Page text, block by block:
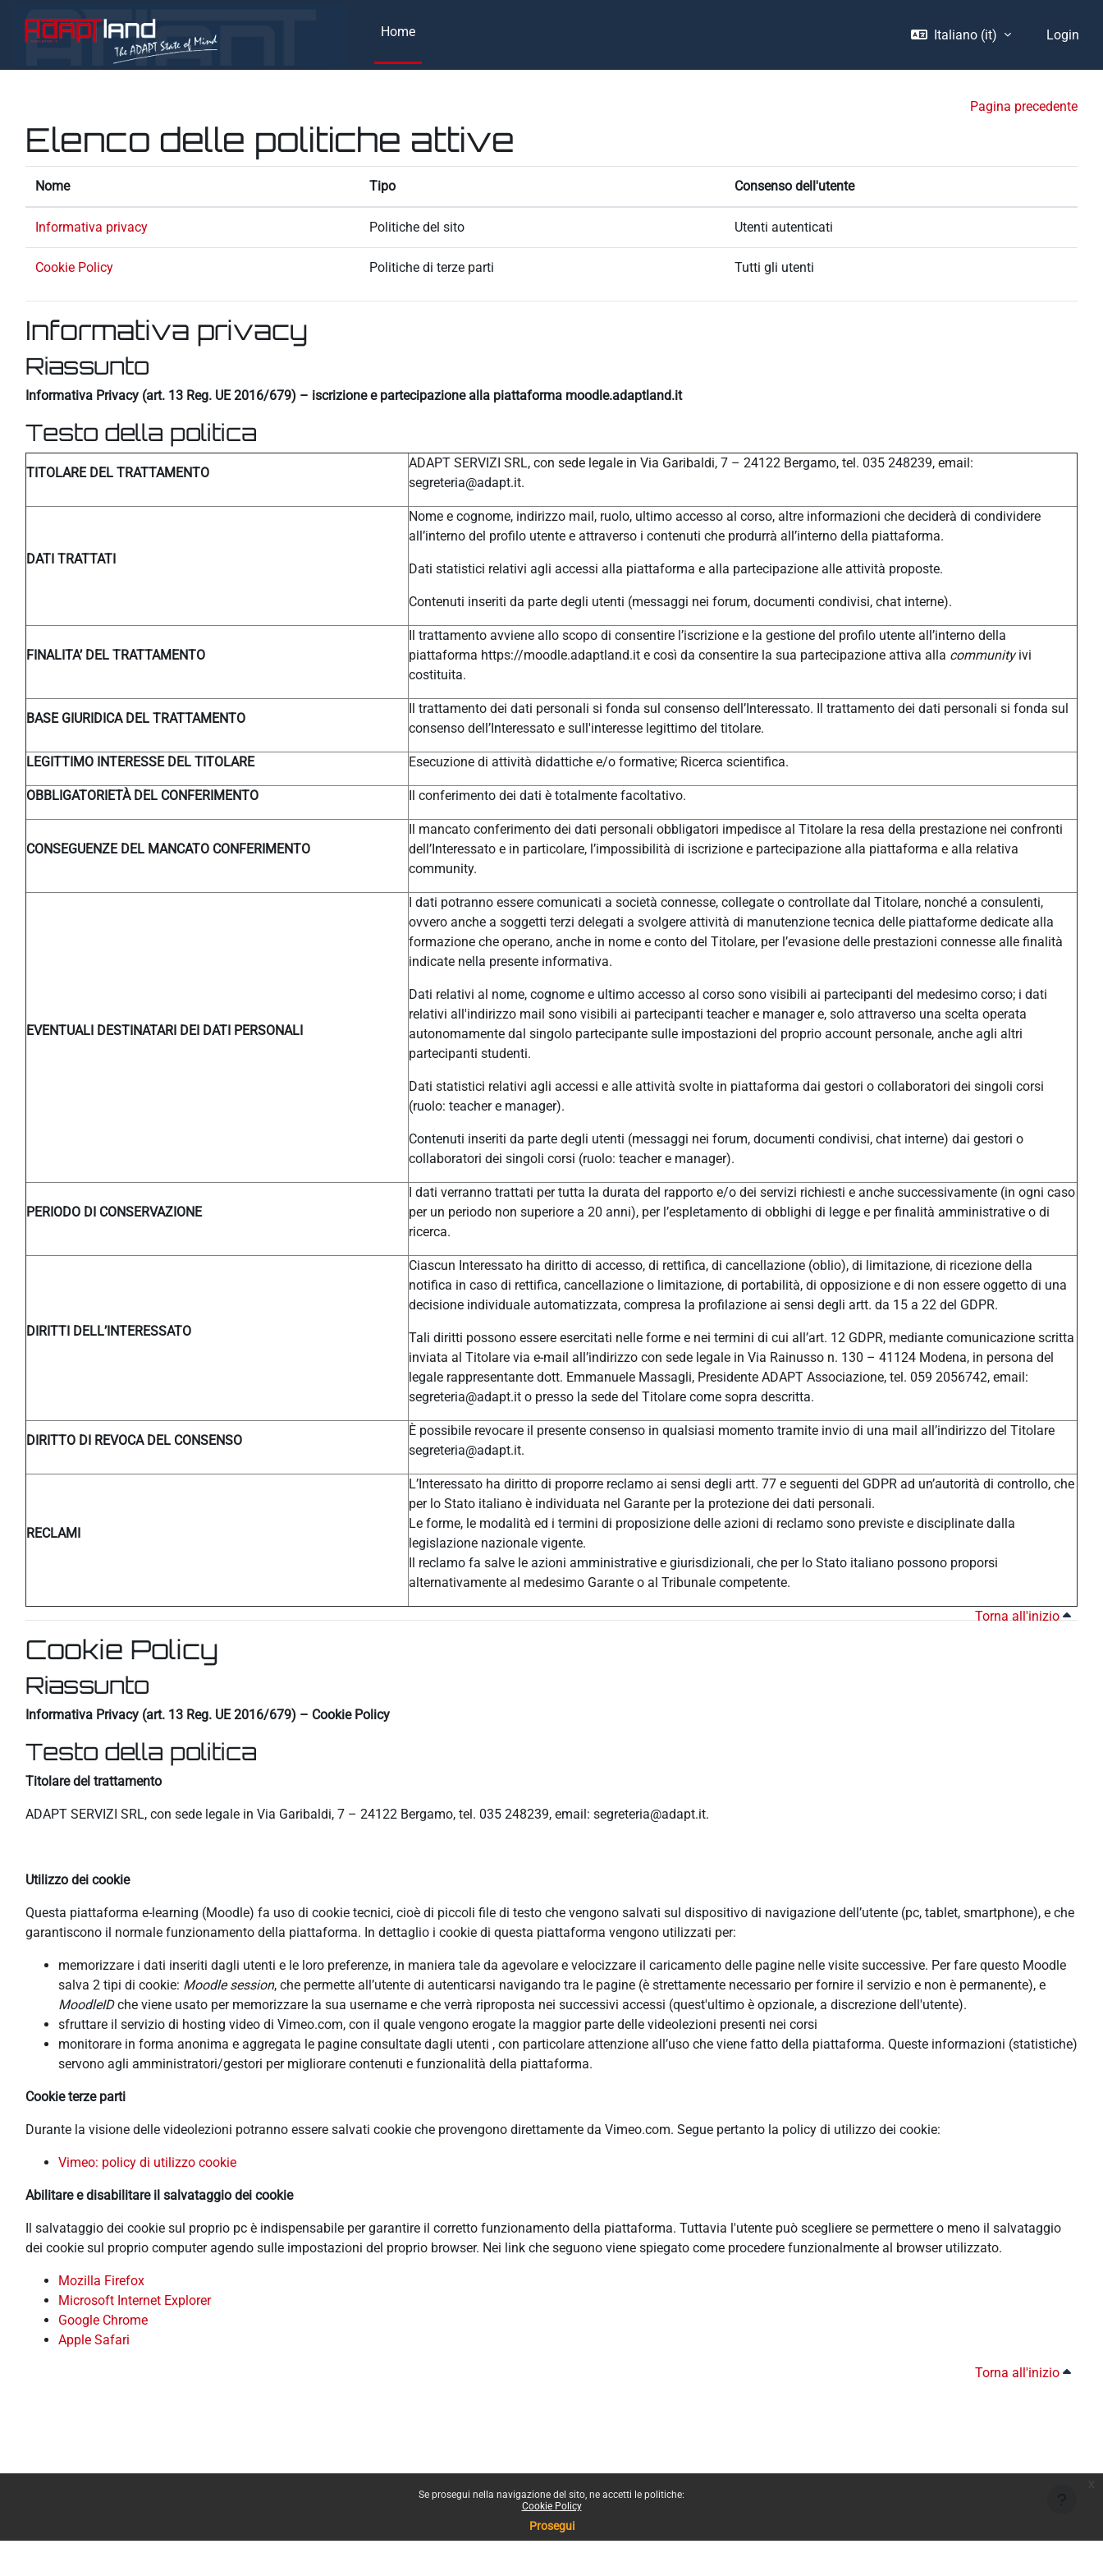
Se prosegui nella navigazione del sito, ne accetti le politiche:
Cookie Policy
Prosegui
Home Italiano ‎(it)‎ Login
Pagina precedente
Elenco delle politiche attive
Nome Tipo Consenso dell'utente
Informativa privacy Politiche del sito Utenti autenticati
Cookie Policy Politiche di terze parti Tutti gli utenti
Informativa privacy
Riassunto
Informativa Privacy (art. 13 Reg. UE 2016/679) – iscrizione e partecipazione alla piattaforma moodle.adaptland.it
Testo della politica
TITOLARE DEL TRATTAMENTO
ADAPT SERVIZI SRL, con sede legale in Via Garibaldi, 7 – 24122 Bergamo, tel. 035 248239, email:
segreteria@adapt.it.
DATI TRATTATI
Nome e cognome, indirizzo mail, ruolo, ultimo accesso al corso, altre informazioni che deciderà di condividere
all’interno del profilo utente e attraverso i contenuti che produrrà all’interno della piattaforma.
Dati statistici relativi agli accessi alla piattaforma e alla partecipazione alle attività proposte.
Contenuti inseriti da parte degli utenti (messaggi nei forum, documenti condivisi, chat interne).
FINALITA’ DEL TRATTAMENTO
Il trattamento avviene allo scopo di consentire l’iscrizione e la gestione del profilo utente all’interno della
piattaforma https://moodle.adaptland.it e così da consentire la sua partecipazione attiva alla communityivi
costituita.
BASE GIURIDICA DEL TRATTAMENTO
Il trattamento dei dati personali si fonda sul consenso dell’Interessato. Il trattamento dei dati personali si fonda sul
consenso dell’Interessato e sull'interesse legittimo del titolare.
LEGITTIMO INTERESSE DEL TITOLARE Esecuzione di attività didattiche e/o formative; Ricerca scientifica.
OBBLIGATORIETÀ DEL CONFERIMENTO Il conferimento dei dati è totalmente facoltativo.
CONSEGUENZE DEL MANCATO CONFERIMENTO
Il mancato conferimento dei dati personali obbligatori impedisce al Titolare la resa della prestazione nei confronti
dell’Interessato e in particolare, l’impossibilità di iscrizione e partecipazione alla piattaforma e alla relativa
community.
EVENTUALI DESTINATARI DEI DATI PERSONALI
I dati potranno essere comunicati a società connesse, collegate o controllate dal Titolare, nonché a consulenti,
ovvero anche a soggetti terzi delegati a svolgere attività di manutenzione tecnica delle piattaforme dedicate alla
formazione che operano, anche in nome e conto del Titolare, per l’evasione delle prestazioni connesse alle finalità
indicate nella presente informativa.
Dati relativi al nome, cognome e ultimo accesso al corso sono visibili ai partecipanti del medesimo corso; i dati
relativi all'indirizzo mail sono visibili ai partecipanti teacher e manager e, solo attraverso una scelta operata
autonomamente dal singolo partecipante sulle impostazioni del proprio account personale, anche agli altri
partecipanti studenti.
Dati statistici relativi agli accessi e alle attività svolte in piattaforma dai gestori o collaboratori dei singoli corsi
(ruolo: teacher e manager).
Contenuti inseriti da parte degli utenti (messaggi nei forum, documenti condivisi, chat interne) dai gestori o
collaboratori dei singoli corsi (ruolo: teacher e manager).
PERIODO DI CONSERVAZIONE
I dati verranno trattati per tutta la durata del rapporto e/o dei servizi richiesti e anche successivamente (in ogni caso
per un periodo non superiore a 20 anni), per l’espletamento di obblighi di legge e per finalità amministrative o di
ricerca.
DIRITTI DELL’INTERESSATO
Ciascun Interessato ha diritto di accesso, di rettifica, di cancellazione (oblio), di limitazione, di ricezione della
notifica in caso di rettifica, cancellazione o limitazione, di portabilità, di opposizione e di non essere oggetto di una
decisione individuale automatizzata, compresa la profilazione ai sensi degli artt. da 15 a 22 del GDPR.
Tali diritti possono essere esercitati nelle forme e nei termini di cui all’art. 12 GDPR, mediante comunicazione scritta
inviata al Titolare via e-mail all’indirizzo con sede legale in Via Rainusso n. 130 – 41124 Modena, in persona del
legale rappresentante dott. Emmanuele Massagli, Presidente ADAPT Associazione, tel. 059 2056742, email:
segreteria@adapt.it o presso la sede del Titolare come sopra descritta.
DIRITTO DI REVOCA DEL CONSENSO
È possibile revocare il presente consenso in qualsiasi momento tramite invio di una mail all’indirizzo del Titolare
segreteria@adapt.it.
RECLAMI
L’Interessato ha diritto di proporre reclamo ai sensi degli artt. 77 e seguenti del GDPR ad un’autorità di controllo, che
per lo Stato italiano è individuata nel Garante per la protezione dei dati personali.
Le forme, le modalità ed i termini di proposizione delle azioni di reclamo sono previste e disciplinate dalla
legislazione nazionale vigente.
Il reclamo fa salve le azioni amministrative e giurisdizionali, che per lo Stato italiano possono proporsi
alternativamente al medesimo Garante o al Tribunale competente.
Torna all'inizio
Cookie Policy
Riassunto
Informativa Privacy (art. 13 Reg. UE 2016/679) – Cookie Policy
Testo della politica
Titolare del trattamento
ADAPT SERVIZI SRL, con sede legale in Via Garibaldi, 7 – 24122 Bergamo, tel. 035 248239, email: segreteria@adapt.it.
Utilizzo dei cookie
Questa piattaforma e-learning (Moodle) fa uso di cookie tecnici, cioè di piccoli file di testo che vengono salvati sul dispositivo di navigazione dell’utente (pc, tablet, smartphone), e che
garantiscono il normale funzionamento della piattaforma. In dettaglio i cookie di questa piattaforma vengono utilizzati per:
memorizzare i dati inseriti dagli utenti e le loro preferenze, in maniera tale da agevolare e velocizzare il caricamento delle pagine nelle visite successive. Per fare questo Moodle
salva 2 tipi di cookie: Moodle session, che permette all’utente di autenticarsi navigando tra le pagine (è strettamente necessario per fornire il servizio e non è permanente), e
MoodleIDche viene usato per memorizzare la sua username e che verrà riproposta nei successivi accessi (quest'ultimo è opzionale, a discrezione dell'utente).
sfruttare il servizio di hosting video di Vimeo.com, con il quale vengono erogate la maggior parte delle videolezioni presenti nei corsi
monitorare in forma anonima e aggregata le pagine consultate dagli utenti , con particolare attenzione all’uso che viene fatto della piattaforma. Queste informazioni (statistiche)
servono agli amministratori/gestori per migliorare contenuti e funzionalità della piattaforma.
Cookie terze parti
Durante la visione delle videolezioni potranno essere salvati cookie che provengono direttamente da Vimeo.com. Segue pertanto la policy di utilizzo dei cookie:
Vimeo: policy di utilizzo cookie
Abilitare e disabilitare il salvataggio dei cookie
Il salvataggio dei cookie sul proprio pc è indispensabile per garantire il corretto funzionamento della piattaforma. Tuttavia l'utente può scegliere se permettere o meno il salvataggio
dei cookie sul proprio computer agendo sulle impostazioni del proprio browser. Nei link che seguono viene spiegato come procedere funzionalmente al browser utilizzato.
Mozilla Firefox
Microsoft Internet Explorer
Google Chrome
Apple Safari
Torna all'inizio